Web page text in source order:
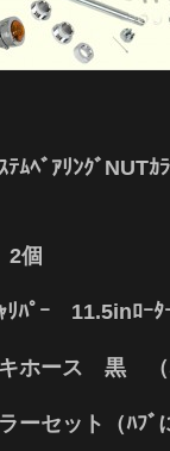
ﾃﾑﾍﾞｱﾘﾝｸﾞ
個
ﾘﾊﾟｰ 11.5inﾛｰﾀ
ホース 黒 （
ーセット（ﾊﾌﾞ